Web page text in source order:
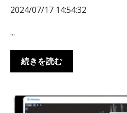
2024/07/17 14:54:32
...
続きを読む